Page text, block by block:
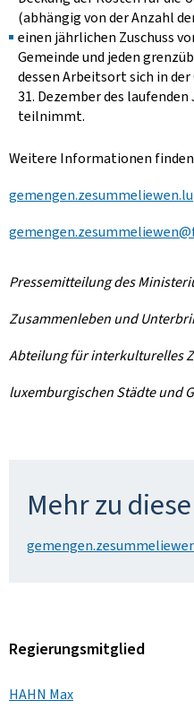
(abhängig von der Anzahl
einen jährlichen Zuschuss
Gemeinde und jeden
dessen Arbeitsort sich in
31. Dezember des
teilnimmt.
Weitere Informationen finden
gemengen.zesummeliewen.lu
Pressemitteilung des
Zusammenleben und
Abteilung für interkulturelles
luxemburgischen Städte und
Mehr zu
Regierungsmitglied
HAHN Max